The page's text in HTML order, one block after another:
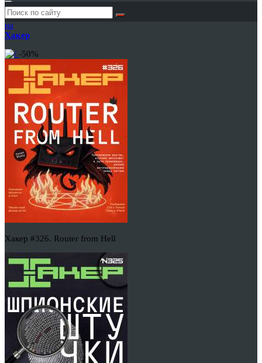
Годовая
подписка
на
Хакер
-50%
Хакер #326. Router from Hell